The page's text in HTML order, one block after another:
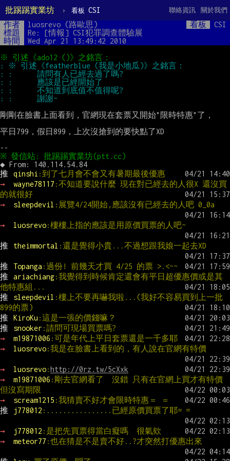
批踢踢實業坊 › 看板 CSI 關於我們
聯絡資訊
作者 luosrevo (路歐思) 看板
CSI
標題
Re: [情報] CSI犯罪調查體驗展
時間
Wed Apr 21 13:49:42 2010
剛剛在臉書上面看到，官網現在套票又開始"限時特惠"了，
平日799，假日899，上次沒搶到的要快點了XD
推
qinshi :到了七月會不會又有暑期最後優惠
→
wayne78117 :不知道要說什麼 現在對已經去的人很X 還沒買
的就很好
→
sleepdevil :展覽4/24開始,應該沒有已經去的人吧 0_0a
→ luosrevo:樓樓上指的應該是用原價買票的人吧~
推 theimmortal :還是覺得小貴...不過想跟我娘一起去XD
推 Topanga :過份! 前幾天才買 4/25 的票 >.<~~
推
ariachiang:我覺得到時候肯定還會有平日超優惠價或是其
他特惠組...
推
sleepdevil :樓上不要再嚇我啦...(我好不容易買到上一批
899的票)
推
KiroKu :這是一張的價錢嘛？
推
snooker :請問可現場買票嗎?
→
m19871006 :可是年代上平日套票還是一千多耶
→
luosrevo:我是在臉書上看到的，有人說在官網有特價
→ luosrevo:http://0rz.tw/5cXxk
→
m19871006 :剛去官網看了  沒錯 只有在官網上買才有特價
但沒寫期限
→
scream1215 :我猜賣不好才會限時特惠＝ ＝
推
j778012 :................已經原價買票了耶= =
→ j778012 :是把先買票得當白癡嗎  很氣欸
→
meteor77 :也在猜是不是賣不好..?才突然打優惠出來